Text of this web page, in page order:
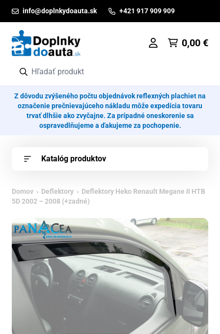
info@doplnkydoauta.sk +421 917 909 909
0,00 €
Z dôvodu zvýšeného počtu objednávok reflexných plachiet na
označenie prečnievajúceho nákladu môže expedícia tovaru
trvať dlhšie ako zvyčajne. Za prípadné oneskorenie sa
ospravedlňujeme a ďakujeme za pochopenie.
Katalóg produktov
Domov › Deflektory › Deflektory Heko Renault Megane II HTB
5D 2002 – 2008 (+zadné)